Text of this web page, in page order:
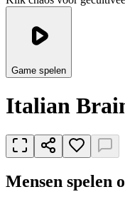
Game spelen
Italian
Mensen spelen